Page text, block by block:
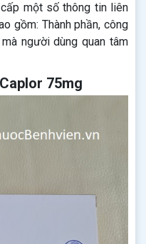
một số thông tin liên
gồm: Thành phần, công
người dùng quan tâm
75mg